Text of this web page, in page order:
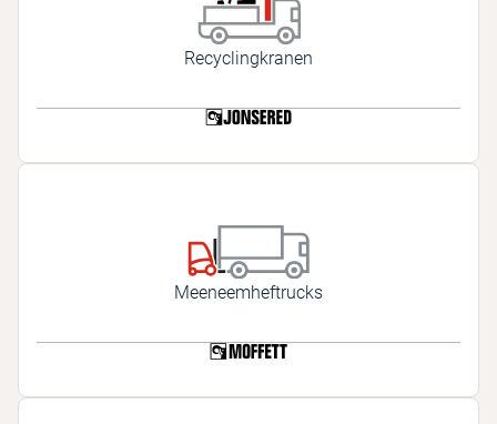
Recyclingkranen
Meeneemheftrucks